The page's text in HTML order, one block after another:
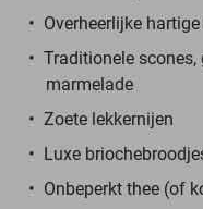
Overheerlijke
Traditionele scones,
marmelade
Zoete lekkernijen
Luxe
Onbeperkt thee (of